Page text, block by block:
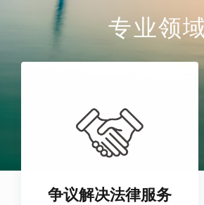
专业领
争议解决法律服务